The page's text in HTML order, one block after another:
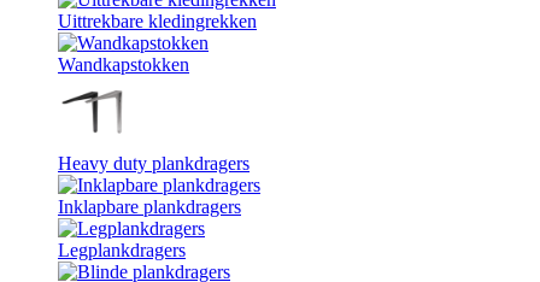
Uittrekbare kledingrekken
Wandkapstokken
Heavy duty plankdragers
Inklapbare plankdragers
Legplankdragers